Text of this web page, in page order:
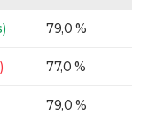
79,0 %
77,0 %
79,0 %